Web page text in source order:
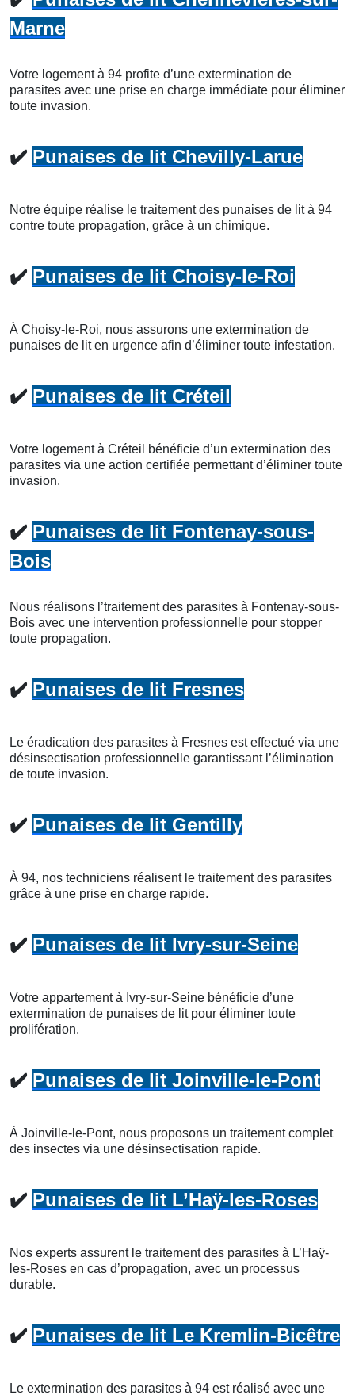
Marne
Votre logement à 94 profite d’une extermination de
parasites avec une prise en charge immédiate pour éliminer
toute invasion.
✔️ Punaises de lit Chevilly-Larue
Notre équipe réalise le traitement des punaises de lit à 94
contre toute propagation, grâce à un chimique.
✔️ Punaises de lit Choisy-le-Roi
À Choisy-le-Roi, nous assurons une extermination de
punaises de lit en urgence afin d’éliminer toute infestation.
✔️ Punaises de lit Créteil
Votre logement à Créteil bénéficie d’un extermination des
parasites via une action certifiée permettant d’éliminer toute
invasion.
✔️ Punaises de lit Fontenay-sous-
Bois
Nous réalisons l’traitement des parasites à Fontenay-sous-
Bois avec une intervention professionnelle pour stopper
toute propagation.
✔️ Punaises de lit Fresnes
Le éradication des parasites à Fresnes est effectué via une
désinsectisation professionnelle garantissant l’élimination
de toute invasion.
✔️ Punaises de lit Gentilly
À 94, nos techniciens réalisent le traitement des parasites
grâce à une prise en charge rapide.
✔️ Punaises de lit Ivry-sur-Seine
Votre appartement à Ivry-sur-Seine bénéficie d’une
extermination de punaises de lit pour éliminer toute
prolifération.
✔️ Punaises de lit Joinville-le-Pont
À Joinville-le-Pont, nous proposons un traitement complet
des insectes via une désinsectisation rapide.
✔️ Punaises de lit L’Haÿ-les-Roses
Nos experts assurent le traitement des parasites à L’Haÿ-
les-Roses en cas d’propagation, avec un processus
durable.
✔️ Punaises de lit Le Kremlin-Bicêtre
Le extermination des parasites à 94 est réalisé avec une